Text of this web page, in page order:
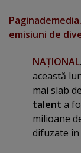
emisiuni de
NAŢIONAL.
această
mai slab
talent a
milioane
difuzate